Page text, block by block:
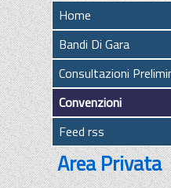
Home
Bandi Di Gara
Consultazioni
Convenzioni
Feed rss
Area Privata